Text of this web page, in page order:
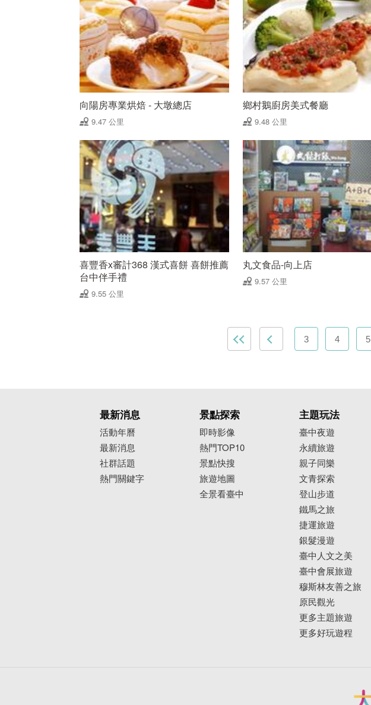
向陽房專業烘焙 - 大墩總店
9.47 公里
鄉村鵝廚房美式餐廳
9.48 公里
喜豐香x審計368 漢式喜餅 喜餅推薦
台中伴手禮
9.55 公里
丸文食品-向上店
9.57 公里
3 4 5
最新消息
活動年曆
最新消息
社群話題
熱門關鍵字
景點探索
即時影像
熱門TOP10
景點快搜
旅遊地圖
全景看臺中
主題玩法
臺中夜遊
永續旅遊
親子同樂
文青探索
登山步道
鐵馬之旅
捷運旅遊
銀髮漫遊
臺中人文之美
臺中會展旅遊
穆斯林友善之旅
原民觀光
更多主題旅遊
更多好玩遊程